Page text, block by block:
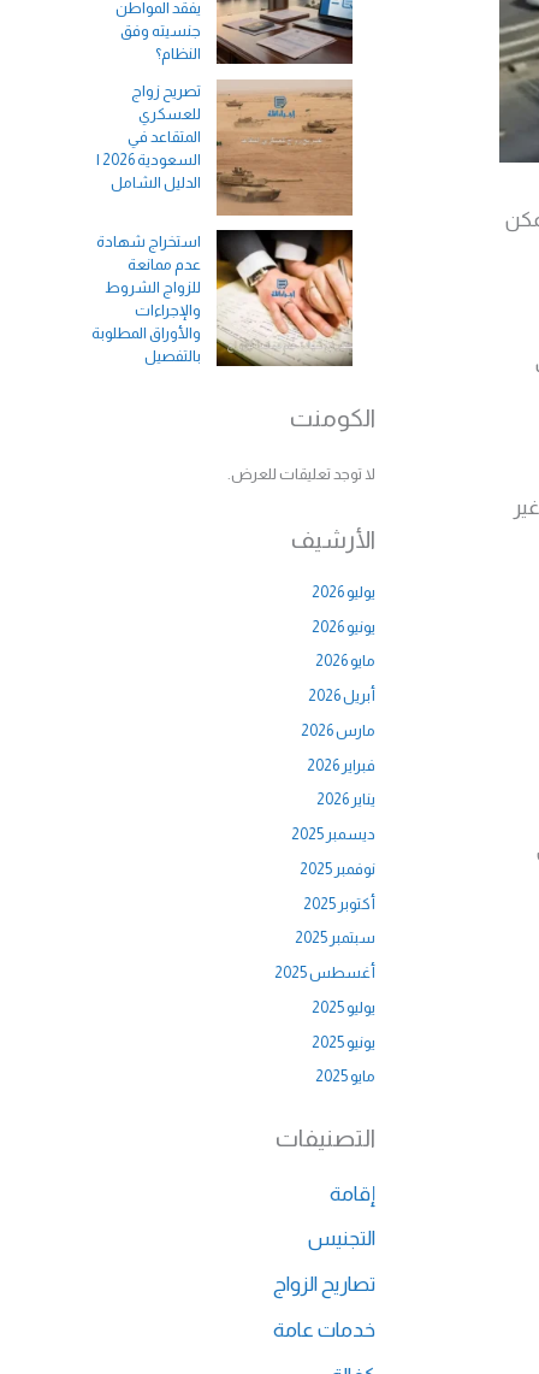
يفقد المواطن
جنسيته وفق
النظام؟
تصريح زواج
للعسكري
المتقاعد في
السعودية 2026 |
الدليل الشامل
استخراج شهادة
عدم ممانعة
للزواج الشروط
والإجراءات
والأوراق المطلوبة
بالتفصيل
الكومنت
لا توجد تعليقات للعرض.
الأرشيف
يوليو 2026
يونيو 2026
مايو 2026
أبريل 2026
مارس 2026
فبراير 2026
يناير 2026
ديسمبر 2025
نوفمبر 2025
أكتوبر 2025
سبتمبر 2025
أغسطس 2025
يوليو 2025
يونيو 2025
مايو 2025
التصنيفات
إقامة
التجنيس
تصاريح الزواج
خدمات عامة